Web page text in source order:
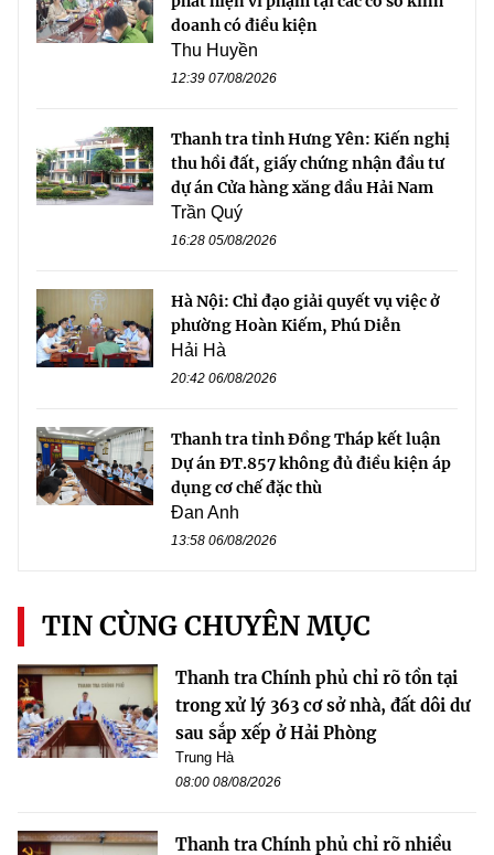
doanh có điều kiện
Thu Huyền
12:39 07/08/2026
Thanh tra tỉnh Hưng Yên: Kiến nghị
thu hồi đất, giấy chứng nhận đầu tư
dự án Cửa hàng xăng dầu Hải Nam
Trần Quý
16:28 05/08/2026
Hà Nội: Chỉ đạo giải quyết vụ việc ở
phường Hoàn Kiếm, Phú Diễn
Hải Hà
20:42 06/08/2026
Thanh tra tỉnh Đồng Tháp kết luận
Dự án ĐT.857 không đủ điều kiện áp
dụng cơ chế đặc thù
Đan Anh
13:58 06/08/2026
TIN CÙNG CHUYÊN MỤC
Thanh tra Chính phủ chỉ rõ tồn tại
trong xử lý 363 cơ sở nhà, đất dôi dư
sau sắp xếp ở Hải Phòng
Trung Hà
08:00 08/08/2026
Thanh tra Chính phủ chỉ rõ nhiều